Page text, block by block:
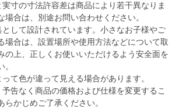
寸の寸法許容差は商品により若干異なりま
場合は、別途お問い合わせください。
して設計されています。小さなお子様やご
場合は、設置場所や使用方法などについて取
の上、正しくお使いいただけるよう安全面を
て色が違って見える場合があります。
告なく商品の価格および仕様を変更するこ
らかじめご了承ください。